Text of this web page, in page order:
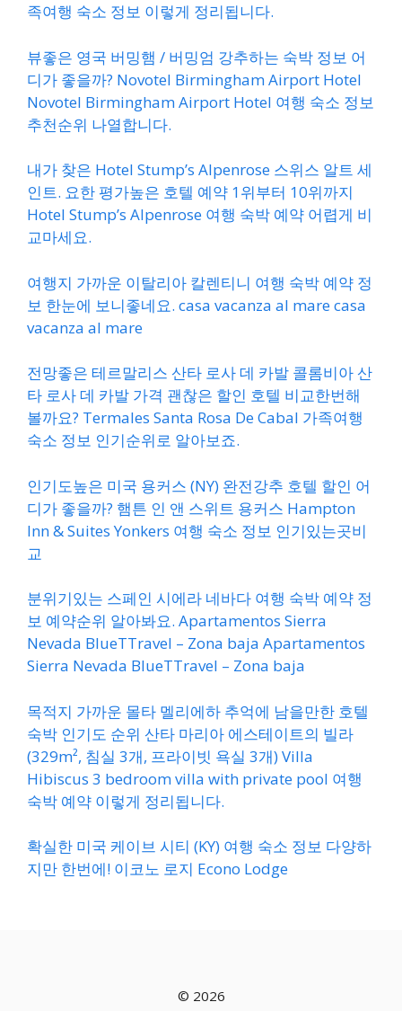
족여행 숙소 정보 이렇게 정리됩니다.
뷰좋은 영국 버밍햄 / 버밍엄 강추하는 숙박 정보 어
디가 좋을까? Novotel Birmingham Airport Hotel
Novotel Birmingham Airport Hotel 여행 숙소 정보
추천순위 나열합니다.
내가 찾은 Hotel Stump’s Alpenrose 스위스 알트 세
인트. 요한 평가높은 호텔 예약 1위부터 10위까지
Hotel Stump’s Alpenrose 여행 숙박 예약 어렵게 비
교마세요.
여행지 가까운 이탈리아 칼렌티니 여행 숙박 예약 정
보 한눈에 보니좋네요. casa vacanza al mare casa
vacanza al mare
전망좋은 테르말리스 산타 로사 데 카발 콜롬비아 산
타 로사 데 카발 가격 괜찮은 할인 호텔 비교한번해
볼까요? Termales Santa Rosa De Cabal 가족여행
숙소 정보 인기순위로 알아보죠.
인기도높은 미국 용커스 (NY) 완전강추 호텔 할인 어
디가 좋을까? 햄튼 인 앤 스위트 용커스 Hampton
Inn & Suites Yonkers 여행 숙소 정보 인기있는곳비
교
분위기있는 스페인 시에라 네바다 여행 숙박 예약 정
보 예약순위 알아봐요. Apartamentos Sierra
Nevada BlueTTravel – Zona baja Apartamentos
Sierra Nevada BlueTTravel – Zona baja
목적지 가까운 몰타 멜리에하 추억에 남을만한 호텔
숙박 인기도 순위 산타 마리아 에스테이트의 빌라
(329m², 침실 3개, 프라이빗 욕실 3개) Villa
Hibiscus 3 bedroom villa with private pool 여행
숙박 예약 이렇게 정리됩니다.
확실한 미국 케이브 시티 (KY) 여행 숙소 정보 다양하
지만 한번에! 이코노 로지 Econo Lodge
© 2026